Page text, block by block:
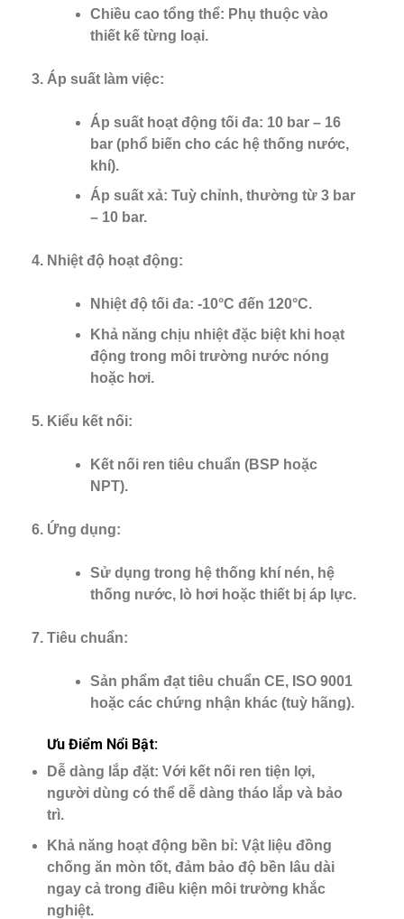
Chiều cao tổng thể: Phụ thuộc vào
thiết kế từng loại.
Áp suất làm việc:
Áp suất hoạt động tối đa: 10 bar – 16
bar (phổ biến cho các hệ thống nước,
khí).
Áp suất xả: Tuỳ chỉnh, thường từ 3 bar
– 10 bar.
Nhiệt độ hoạt động:
Nhiệt độ tối đa: -10°C đến 120°C.
Khả năng chịu nhiệt đặc biệt khi hoạt
động trong môi trường nước nóng
hoặc hơi.
Kiểu kết nối:
Kết nối ren tiêu chuẩn (BSP hoặc
NPT).
Ứng dụng:
Sử dụng trong hệ thống khí nén, hệ
thống nước, lò hơi hoặc thiết bị áp lực.
Tiêu chuẩn:
Sản phẩm đạt tiêu chuẩn CE, ISO 9001
hoặc các chứng nhận khác (tuỳ hãng).
Ưu Điểm Nổi Bật:
Dễ dàng lắp đặt: Với kết nối ren tiện lợi,
người dùng có thể dễ dàng tháo lắp và bảo
trì.
Khả năng hoạt động bền bỉ: Vật liệu đồng
chống ăn mòn tốt, đảm bảo độ bền lâu dài
ngay cả trong điều kiện môi trường khắc
nghiệt.